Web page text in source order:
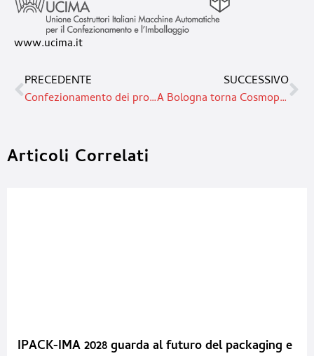
www.ucima.it
PRECEDENTE
Confezionamento dei prodotti farmaceutici: la sicurezza anzitutto
SUCCESSIVO
A Bologna torna Cosmopack: eccellenza, tecnologia e innovazione
Articoli Correlati
IPACK-IMA 2028 guarda al futuro del packaging e